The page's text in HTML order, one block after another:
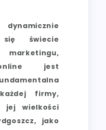
dynamicznie
się świecie
jest
firmy,
jej wielkości
jako